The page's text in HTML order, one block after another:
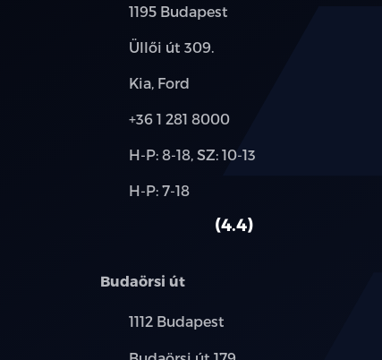
Település:
1195 Budapest
Cím:
Üllői út 309.
Márkák:
Kia, Ford
Telefon:
+36 1 281 8000
Új-
használt
H-P: 8-18, SZ: 10-13
Alkatrész,
H-P: 7-18
4.4
Budaörsi út
Település:
1112 Budapest
Cím: